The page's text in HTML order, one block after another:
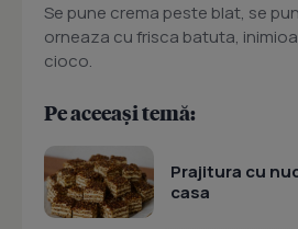
Se pune crema peste blat, se
orneaza cu frisca batuta,
cioco.
Pe aceeași temă:
Prajitura cu
casa